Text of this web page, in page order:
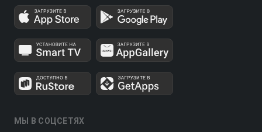
МЫ В СОЦСЕТЯХ